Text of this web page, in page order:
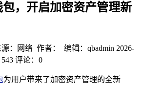
，开启加密资产管理新
源：网络 作者： 编辑：qbadmin 2026-
评论：0
为用户带来了加密资产管理的全新